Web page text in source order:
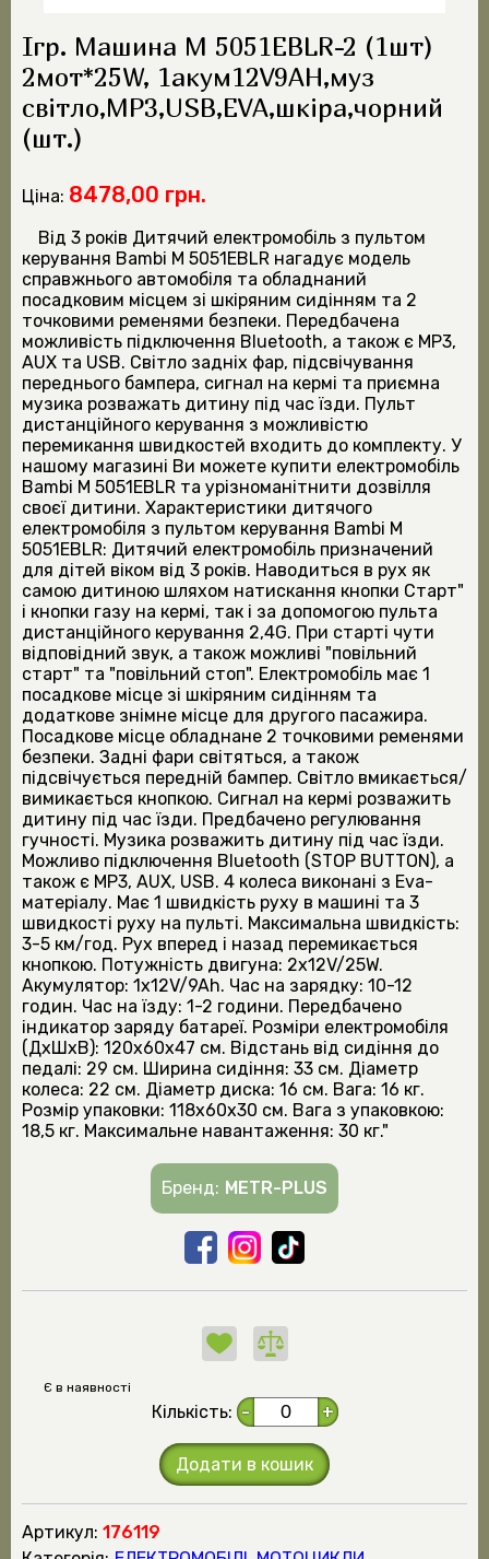
Ігр. Машина M 5051EBLR-2 (1шт)
2мот*25W, 1акум12V9AH,муз
свiтло,MP3,USB,EVA,шкiра,чорний
(шт.)
Ціна: 8478,00 грн.
Від 3 років Дитячий електромобіль з пультом
керування Bambi M 5051EBLR нагадує модель
справжнього автомобіля та обладнаний
посадковим місцем зі шкіряним сидінням та 2
точковими ременями безпеки. Передбачена
можливість підключення Bluetooth, а також є MP3,
AUX та USB. Світло задніх фар, підсвічування
переднього бампера, сигнал на кермі та приємна
музика розважать дитину під час їзди. Пульт
дистанційного керування з можливістю
перемикання швидкостей входить до комплекту. У
нашому магазині Ви можете купити електромобіль
Bambi M 5051EBLR та урізноманітнити дозвілля
своєї дитини. Характеристики дитячого
електромобіля з пультом керування Bambi M
5051EBLR: Дитячий електромобіль призначений
для дітей віком від 3 років. Наводиться в рух як
самою дитиною шляхом натискання кнопки Старт"
і кнопки газу на кермі, так і за допомогою пульта
дистанційного керування 2,4G. При старті чути
відповідний звук, а також можливі "повільний
старт" та "повільний стоп". Електромобіль має 1
посадкове місце зі шкіряним сидінням та
додаткове знімне місце для другого пасажира.
Посадкове місце обладнане 2 точковими ременями
безпеки. Задні фари світяться, а також
підсвічується передній бампер. Світло вмикається/
вимикається кнопкою. Сигнал на кермі розважить
дитину під час їзди. Предбачено регулювання
гучності. Музика розважить дитину під час їзди.
Можливо підключення Bluetooth (STOP BUTTON), а
також є MP3, AUX, USB. 4 колеса виконані з Eva-
матеріалу. Має 1 швидкість руху в машині та 3
швидкості руху на пульті. Максимальна швидкість:
3-5 км/год. Рух вперед і назад перемикається
кнопкою. Потужність двигуна: 2х12V/25W.
Акумулятор: 1х12V/9Ah. Час на зарядку: 10-12
годин. Час на їзду: 1-2 години. Передбачено
індикатор заряду батареї. Розміри електромобіля
(ДхШхВ): 120х60х47 см. Відстань від сидіння до
педалі: 29 см. Ширина сидіння: 33 см. Діаметр
колеса: 22 см. Діаметр диска: 16 см. Вага: 16 кг.
Розмір упаковки: 118х60х30 см. Вага з упаковкою:
18,5 кг. Максимальне навантаження: 30 кг."
Бренд: METR-PLUS
Є в наявності
Кількість: - +
Додати в кошик
Артикул: 176119